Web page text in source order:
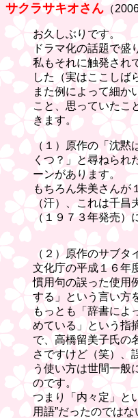
サクラサキオさん （
お久しぶりです。
ドラマ化の話題で盛
私もそれに触発され
した（実はここしば
また例によって細か
こと、思っていたこ
きます。
（１）原作の「沈
くつ？」と尋ねられ
ーンがあります。
もちろん朱美さんが
（汗）、これは千昌
（１９７３年発売）
（２）原作のサブ
文化庁の平成１６年
慣用句の誤った使用
する」という言い方
もっとも「辞書によ
めている」という指
で、高橋留美子氏の
さですけど（笑）、
う使い方は世間一般
のです。
つまり「内々定」と
用語”だったのでは